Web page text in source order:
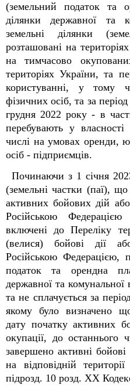
(земельний податок та
ділянки державної та
земельні ділянки
розташовані на
на тимчасово
територіях України, та
користуванні, у тому
фізичних осіб, та за
грудня 2022 року - в
перебувають у
числі на умовах оренди,
осіб - підприємців.
Починаючи з 1 січня
(земельні частки (паї),
активних бойових дій
Російською
включені до Переліку
(велися) бойові дії
Російською Федерацією,
податок та орендна
державної та комунальної
та не сплачується за
якому було визначено
дату початку активних
окупації, до останнього
завершено активні
на відповідній
підрозд. 10 розд. XX